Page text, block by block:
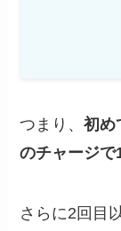
つまり、初め
のチャージで
さらに2回目